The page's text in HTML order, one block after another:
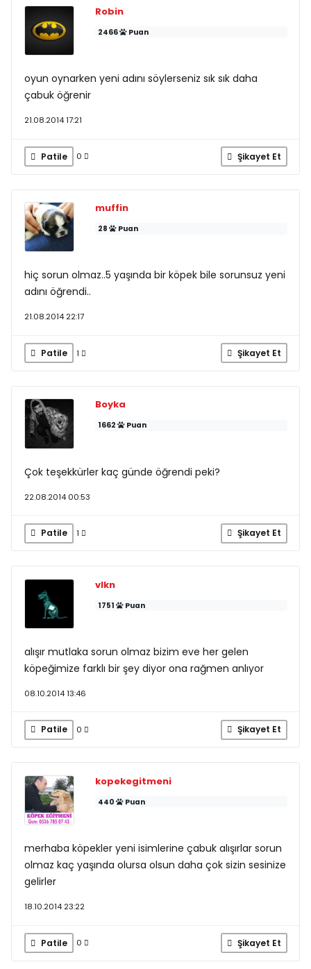
Robin
2466 Puan
oyun oynarken yeni adını söylerseniz sık sık daha
çabuk öğrenir
21.08.2014 17:21
Patile 0 Şikayet Et
muffin
28 Puan
hiç sorun olmaz..5 yaşında bir köpek bile sorunsuz yeni
adını öğrendi..
21.08.2014 22:17
Patile 1 Şikayet Et
Boyka
1662 Puan
Çok teşekkürler kaç günde öğrendi peki?
22.08.2014 00:53
Patile 1 Şikayet Et
vlkn
1751 Puan
alışır mutlaka sorun olmaz bizim eve her gelen
köpeğimize farklı bir şey diyor ona rağmen anlıyor
08.10.2014 13:46
Patile 0 Şikayet Et
kopekegitmeni
440 Puan
merhaba köpekler yeni isimlerine çabuk alışırlar sorun
olmaz kaç yaşında olursa olsun daha çok sizin sesinize
gelirler
18.10.2014 23:22
Patile 0 Şikayet Et